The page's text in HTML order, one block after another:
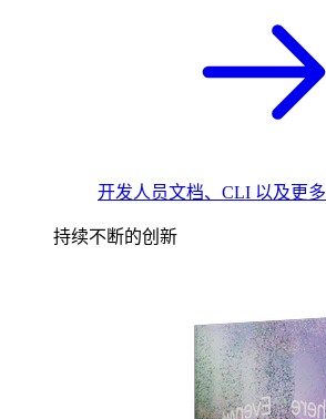
开发人员文档、CLI 以及更多
持续不断的创新